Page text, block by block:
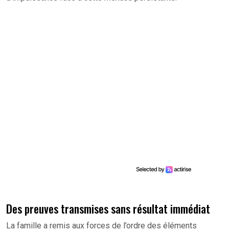
Des preuves transmises sans résultat immédiat
La famille a remis aux forces de l’ordre des éléments